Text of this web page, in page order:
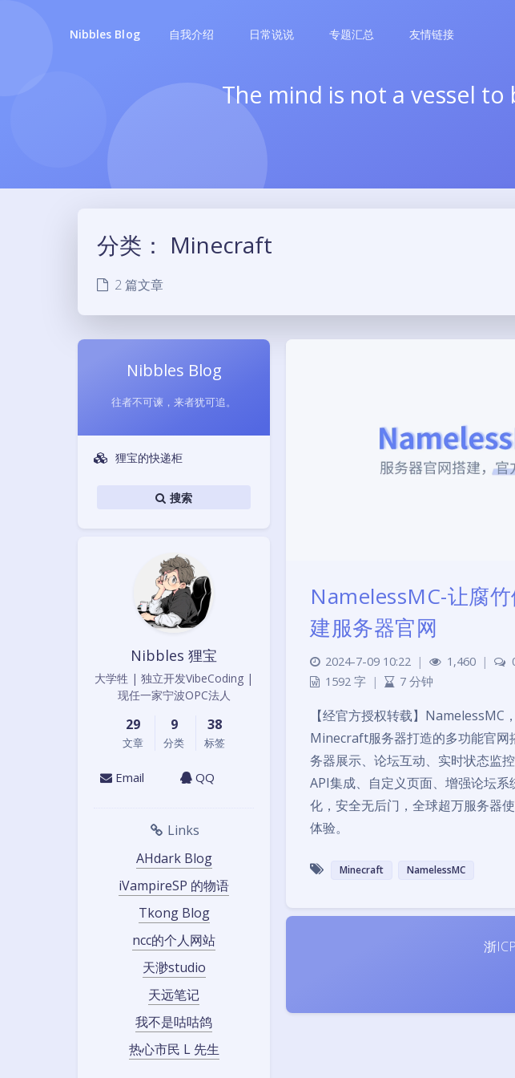
Nibbles Blog 自我介绍 日常说说 专题汇总 友情链接
The mind is not a vessel
分类： Minecraft
2 篇文章
Nibbles Blog
往者不可谏，来者犹可追。
狸宝的快递柜
搜索
Nibbles 狸宝
大学牲 | 独立开发VibeCoding |
现任一家宁波OPC法人
29
文章
9
分类
38
标签
Email QQ
Links
AHdark Blog
iVampireSP 的物语
Tkong Blog
ncc的个人网站
天渺studio
天远笔记
我不是咕咕鸽
热心市民 L 先生
NamelessMC-让腐
建服务器官网
2024-7-09 10:22 | 1,460 |
1592 字 | 7 分钟
【经官方授权转载】NamelessMC
Minecraft服务器打造的多功能官网
务器展示、论坛互动、实时状态监
API集成、自定义页面、增强论坛系
化，安全无后门，全球超万服务器
体验。
Minecraft NamelessMC
浙